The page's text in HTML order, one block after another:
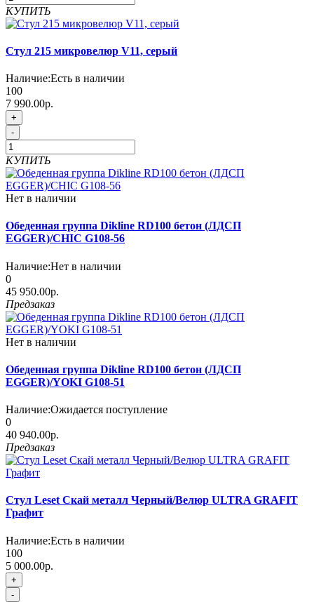
КУПИТЬ
Стул 215 микровелюр V11, серый
Наличие:Есть в наличии
100
7 990.00р.
+
-
КУПИТЬ
Нет в наличии
Обеденная группа Dikline RD100 бетон (ЛДСП
EGGER)/CHIC G108-56
Наличие:Нет в наличии
0
45 950.00р.
Предзаказ
Нет в наличии
Обеденная группа Dikline RD100 бетон (ЛДСП
EGGER)/YOKI G108-51
Наличие:Ожидается поступление
0
40 940.00р.
Предзаказ
Стул Leset Скай металл Черный/Велюр ULTRA GRAFIT
Графит
Наличие:Есть в наличии
100
5 000.00р.
+
-